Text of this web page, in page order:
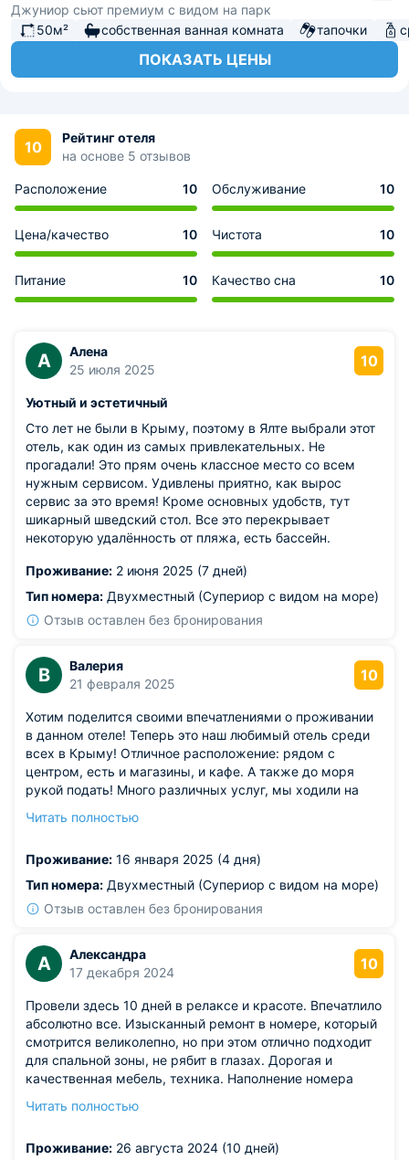
Джуниор сьют премиум с видом на парк
50м²
собственная ванная комната тапочки
ПОКАЗАТЬ ЦЕНЫ
10
Рейтинг отеля
на основе 5 отзывов
Расположение 10 Обслуживание 10
Цена/качество 10 Чистота 10
Питание 10 Качество сна 10
А
Алена
25 июля 2025
10
Уютный и эстетичный
Сто лет не были в Крыму, поэтому в Ялте выбрали этот
отель, как один из самых привлекательных. Не
прогадали! Это прям очень классное место со всем
нужным сервисом. Удивлены приятно, как вырос
сервис за это время! Кроме основных удобств, тут
шикарный шведский стол. Все это перекрывает
некоторую удалённость от пляжа, есть бассейн.
Проживание: 2 июня 2025 (7 дней)
Тип номера: Двухместный (Супериор с видом на море)
Отзыв оставлен без бронирования
В
Валерия
21 февраля 2025
10
Хотим поделится своими впечатлениями о проживании
в данном отеле! Теперь это наш любимый отель среди
всех в Крыму! Отличное расположение: рядом с
центром, есть и магазины, и кафе. А также до моря
рукой подать! Много различных услуг, мы ходили на
ресторан при отеле, блюда вкусные из местных
оборудован, есть все, что нужно. Полотенчики и
средства для душа. Техника в хорошем состоянии.
Будем рекомендовать всем своим друзьям и
знакомым!
Читать полностью
Проживание: 16 января 2025 (4 дня)
Тип номера: Двухместный (Супериор с видом на море)
Отзыв оставлен без бронирования
А
Александра
17 декабря 2024
10
Провели здесь 10 дней в релаксе и красоте. Впечатлило
абсолютно все. Изысканный ремонт в номере, который
смотрится великолепно, но при этом отлично подходит
для спальной зоны, не рябит в глазах. Дорогая и
качественная мебель, техника. Наполнение номера
бассейном, пейзажи потрясающие. Осталась в восторге
горячих блюд, сладостей и очень вкусных фруктов. И
Читать полностью
Проживание: 26 августа 2024 (10 дней)